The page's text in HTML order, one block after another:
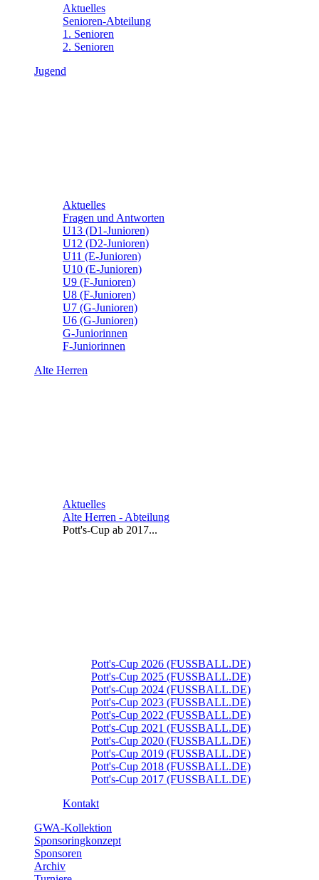
Aktuelles
Senioren-Abteilung
1. Senioren
2. Senioren
Jugend
Aktuelles
Fragen und Antworten
U13 (D1-Junioren)
U12 (D2-Junioren)
U11 (E-Junioren)
U10 (E-Junioren)
U9 (F-Junioren)
U8 (F-Junioren)
U7 (G-Junioren)
U6 (G-Junioren)
G-Juniorinnen
F-Juniorinnen
Alte Herren
Aktuelles
Alte Herren - Abteilung
Pott's-Cup ab 2017...
Pott's-Cup 2026 (FUSSBALL.DE)
Pott's-Cup 2025 (FUSSBALL.DE)
Pott's-Cup 2024 (FUSSBALL.DE)
Pott's-Cup 2023 (FUSSBALL.DE)
Pott's-Cup 2022 (FUSSBALL.DE)
Pott's-Cup 2021 (FUSSBALL.DE)
Pott's-Cup 2020 (FUSSBALL.DE)
Pott's-Cup 2019 (FUSSBALL.DE)
Pott's-Cup 2018 (FUSSBALL.DE)
Pott's-Cup 2017 (FUSSBALL.DE)
Kontakt
GWA-Kollektion
Sponsoringkonzept
Sponsoren
Archiv